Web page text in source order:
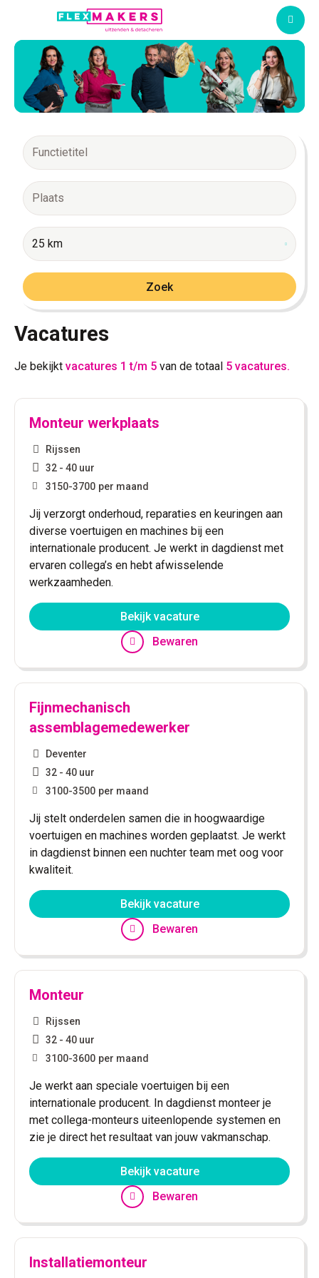
25 km
Zoek
Vacatures
Je bekijkt vacatures 1 t/m 5 van de totaal 5 vacatures.
Monteur werkplaats
Rijssen
32 - 40 uur
3150-3700 per maand
Jij verzorgt onderhoud, reparaties en keuringen aan
diverse voertuigen en machines bij een
internationale producent. Je werkt in dagdienst met
ervaren collega’s en hebt afwisselende
werkzaamheden.
Bekijk vacature
Bewaren
Fijnmechanisch
assemblagemedewerker
Deventer
32 - 40 uur
3100-3500 per maand
Jij stelt onderdelen samen die in hoogwaardige
voertuigen en machines worden geplaatst. Je werkt
in dagdienst binnen een nuchter team met oog voor
kwaliteit.
Bekijk vacature
Bewaren
Monteur
Rijssen
32 - 40 uur
3100-3600 per maand
Je werkt aan speciale voertuigen bij een
internationale producent. In dagdienst monteer je
met collega-monteurs uiteenlopende systemen en
zie je direct het resultaat van jouw vakmanschap.
Bekijk vacature
Bewaren
Installatiemonteur